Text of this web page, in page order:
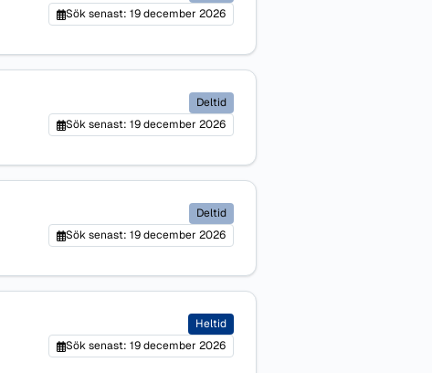
Sök senast: 19 december 2026
Deltid
Sök senast: 19 december 2026
Deltid
Sök senast: 19 december 2026
Heltid
Sök senast: 19 december 2026